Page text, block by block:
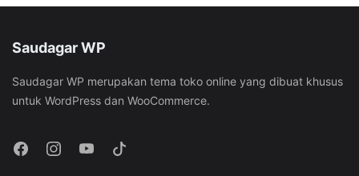
Saudagar WP
Saudagar WP merupakan tema toko online yang dibuat khusus
untuk WordPress dan WooCommerce.